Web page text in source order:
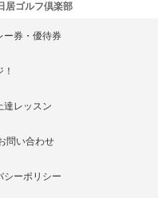
居ゴルフ倶楽部
ー券・優待券
達レッスン
問い合わせ
シーポリシー